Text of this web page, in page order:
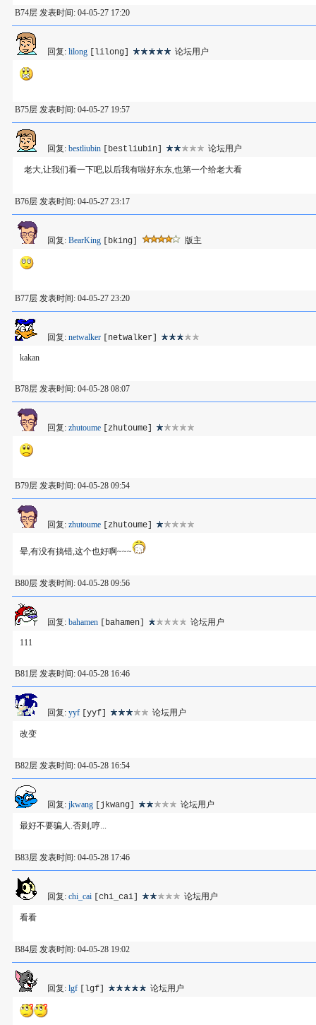
B74层 发表时间: 04-05-27 17:20
回复: lilong [lilong] 论坛用户
B75层 发表时间: 04-05-27 19:57
回复: bestliubin [bestliubin] 论坛用户
老大,让我们看一下吧,以后我有啦好东东,也第一个给老大看
B76层 发表时间: 04-05-27 23:17
回复: BearKing [bking] 版主
B77层 发表时间: 04-05-27 23:20
回复: netwalker
[netwalker]
kakan
B78层 发表时间: 04-05-28 08:07
回复: zhutoume [zhutoume]
B79层 发表时间: 04-05-28 09:54
回复: zhutoume [zhutoume]
晕,有没有搞错,这个也好啊~~~
B80层 发表时间: 04-05-28 09:56
回复: bahamen [bahamen] 论坛用户
111
B81层 发表时间: 04-05-28 16:46
回复: yyf [yyf] 论坛用户
改变
B82层 发表时间: 04-05-28 16:54
回复: jkwang [jkwang] 论坛用户
最好不要骗人.否则,哼...
B83层 发表时间: 04-05-28 17:46
回复: chi_cai [chi_cai] 论坛用户
看看
B84层 发表时间: 04-05-28 19:02
回复: lgf [lgf] 论坛用户